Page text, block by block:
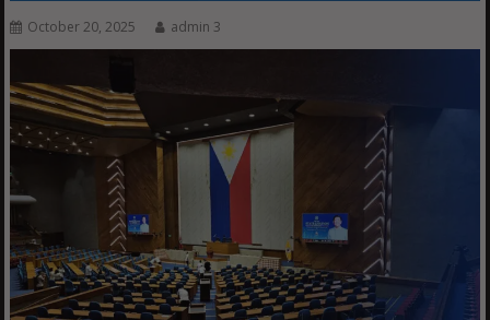
October 20, 2025 admin 3